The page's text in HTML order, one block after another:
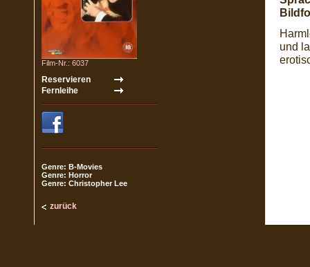
Film-Nr.: 6037
Genre: B-Movies
Genre: Horror
Genre: Christopher Lee
zurück
und